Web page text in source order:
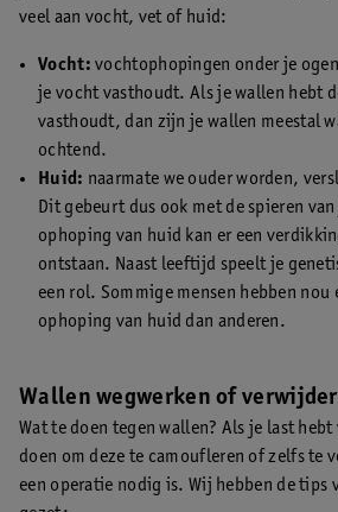
veel aan vocht, vet of huid:
Vocht:vochtophopingen onder je
je vocht vasthoudt. Als je wallen hebt
vasthoudt, dan zijn je wallen meestal
ochtend.
Huid: naarmate we ouder worden,
Dit gebeurt dus ook met de spieren
ophoping van huid kan er een
ontstaan. Naast leeftijd speelt je
een rol. Sommige mensen hebben nou
ophoping van huid dan anderen.
Wallen wegwerken of
Wat te doen tegen wallen? Als je last
doen om deze te camoufleren of zelfs te
een operatie nodig is. Wij hebben de tips